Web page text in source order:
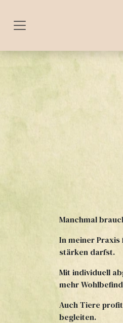
Manchmal
In meiner
stärken darfst.
Mit individuell
mehr
Auch Tiere
begleiten.